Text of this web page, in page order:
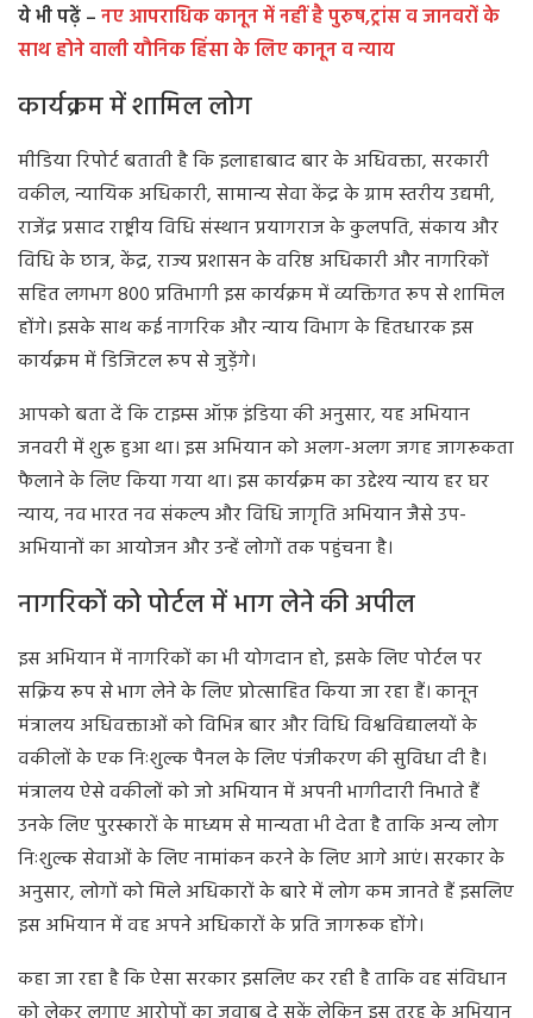
ये भी पढ़ें –नए आपराधिक कानून में नहीं है पुरुष,ट्रांस व जानवरों के
साथ होने वाली यौनिक हिंसा के लिए कानून व न्याय
कार्यक्रम में शामिल लोग
मीडिया रिपोर्ट बताती है कि इलाहाबाद बार के अधिवक्ता, सरकारी
वकील, न्यायिक अधिकारी, सामान्य सेवा केंद्र के ग्राम स्तरीय उद्यमी,
राजेंद्र प्रसाद राष्ट्रीय विधि संस्थान प्रयागराज के कुलपति, संकाय और
विधि के छात्र, केंद्र, राज्य प्रशासन के वरिष्ठ अधिकारी और नागरिकों
सहित लगभग 800 प्रतिभागी इस कार्यक्रम में व्यक्तिगत रूप से शामिल
होंगे। इसके साथ कई नागरिक और न्याय विभाग के हितधारक इस
कार्यक्रम में डिजिटल रूप से जुड़ेंगे।
आपको बता दें कि टाइम्स ऑफ़ इंडिया की अनुसार, यह अभियान
जनवरी में शुरू हुआ था। इस अभियान को अलग-अलग जगह जागरूकता
फैलाने के लिए किया गया था। इस कार्यक्रम का उद्देश्य न्याय हर घर
न्याय, नव भारत नव संकल्प और विधि जागृति अभियान जैसे उप-
अभियानों का आयोजन और उन्हें लोगों तक पहुंचना है।
नागरिकों को पोर्टल में भाग लेने की अपील
इस अभियान में नागरिकों का भी योगदान हो, इसके लिए पोर्टल पर
सक्रिय रूप से भाग लेने के लिए प्रोत्साहित किया जा रहा हैं। कानून
मंत्रालय अधिवक्ताओं को विभिन्न बार और विधि विश्वविद्यालयों के
वकीलों के एक निःशुल्क पैनल के लिए पंजीकरण की सुविधा दी है।
मंत्रालय ऐसे वकीलों को जो अभियान में अपनी भागीदारी निभाते हैं
उनके लिए पुरस्कारों के माध्यम से मान्यता भी देता है ताकि अन्य लोग
निःशुल्क सेवाओं के लिए नामांकन करने के लिए आगे आएं। सरकार के
अनुसार, लोगों को मिले अधिकारों के बारे में लोग कम जानते हैं इसलिए
इस अभियान में वह अपने अधिकारों के प्रति जागरूक होंगे।
कहा जा रहा है कि ऐसा सरकार इसलिए कर रही है ताकि वह संविधान